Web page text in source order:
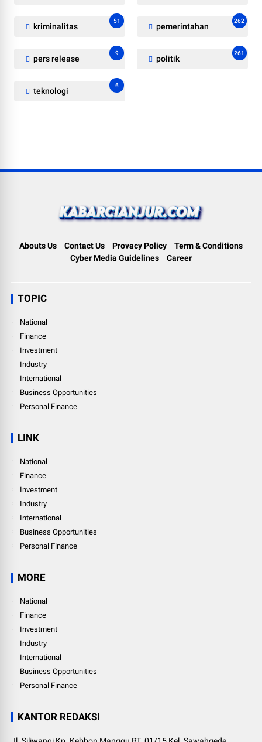
kriminalitas
51
pemerintahan
262
pers release
9
politik
261
teknologi
6
Abouts Us Contact Us Provacy Policy
Term & Conditions
Cyber Media Guidelines
Career
TOPIC
National
Finance
Investment
Industry
International
Business Opportunities
Personal Finance
LINK
National
Finance
Investment
Industry
International
Business Opportunities
Personal Finance
MORE
National
Finance
Investment
Industry
International
Business Opportunities
Personal Finance
KANTOR REDAKSI